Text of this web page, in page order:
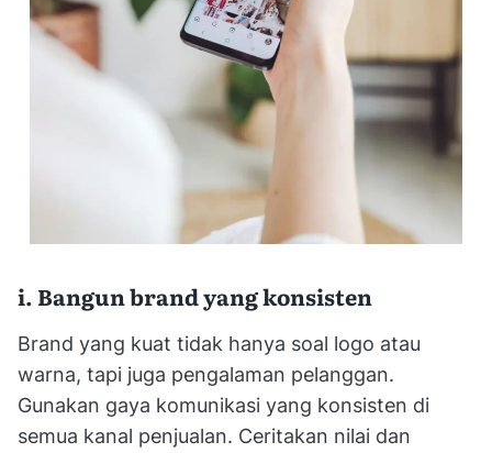
i. Bangun brand yang konsisten
Brand yang kuat tidak hanya soal logo atau
warna, tapi juga pengalaman pelanggan.
Gunakan gaya komunikasi yang konsisten di
semua kanal penjualan. Ceritakan nilai dan